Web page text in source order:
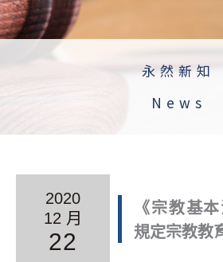
永然新知
News
2020
12 月
22
《宗教基
規定宗教教